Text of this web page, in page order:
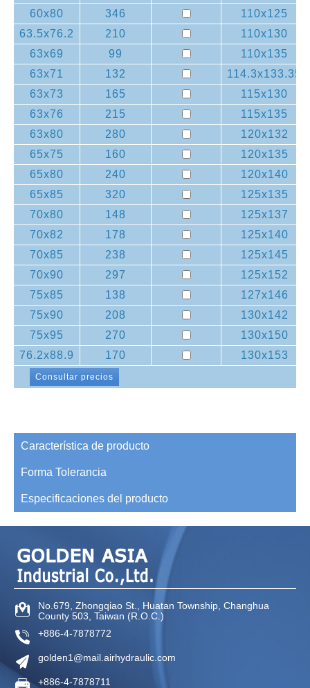
60x80
346
110x125
63.5x76.2
210
110x130
63x69
99
110x135
63x71
132
114.3x133.35
63x73
165
115x130
63x76
215
115x135
63x80
280
120x132
65x75
160
120x135
65x80
240
120x140
65x85
320
125x135
70x80
148
125x137
70x82
178
125x140
70x85
238
125x145
70x90
297
125x152
75x85
138
127x146
75x90
208
130x142
75x95
270
130x150
76.2x88.9
170 130x153
Consultar precios
Característica de producto
Forma Tolerancia
Especificaciones del producto
No.679, Zhongqiao St Huatan Township Changhua
County 503 Taiwan (R.O.C.)
+886-4-7878772
golden1@mail.airhydraulic.com
+886-4-7878711